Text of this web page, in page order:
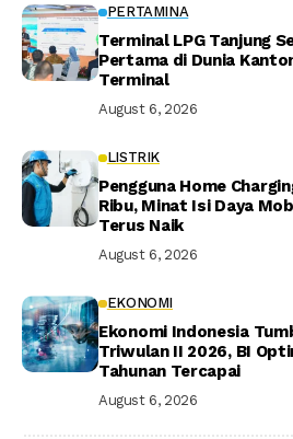
PERTAMINA
Terminal LPG Tanjung
Pertama di Dunia
Terminal
August 6, 2026
LISTRIK
Pengguna Home
Ribu, Minat Isi Daya
Terus Naik
August 6, 2026
EKONOMI
Ekonomi Indonesia
Triwulan II 2026, BI
Tahunan Tercapai
August 6, 2026